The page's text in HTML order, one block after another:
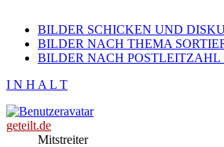
BILDER SCHICKEN UND
BILDER NACH THEMA
BILDER NACH POSTLEITZAHL
I N H A L T
geteilt.de
Mitstreiter